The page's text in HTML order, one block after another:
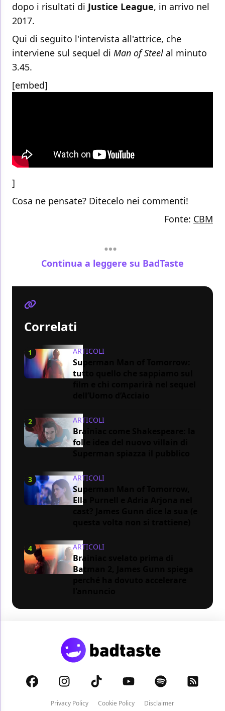
dopo i risultati di Justice League, in arrivo nel
2017.
Qui di seguito l'intervista all'attrice, che
interviene sul sequel di Man of Steel al minuto
3.45.
[embed]
]
Cosa ne pensate? Ditecelo nei commenti!
Fonte: CBM
Continua a leggere su BadTaste
Correlati
1 ARTICOLI
Superman Man of Tomorrow:
tutto quello che sappiamo sul
2 ARTICOLI
Brainiac come Shakespeare: la
folle idea del nuovo villain di
3 ARTICOLI
Superman Man of Tomorrow,
Ella Purnell e Adria Arjona nel
4 ARTICOLI
Brainiac svelato prima di
Batman 2, James Gunn spiega
Privacy Policy Cookie Policy Disclaimer